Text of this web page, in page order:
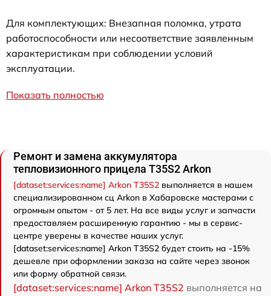
Для комплектующих: Внезапная поломка, утрата
работоспособности или несоответствие заявленным
характеристикам при соблюдении условий
эксплуатации.
Показать полностью
Ремонт и замена аккумулятора
тепловизионного прицела T35S2 Arkon
[dataset:services:name] Arkon T35S2 выполняется в нашем
специализированном сц Arkon в Хабаровске мастерами с
огромным опытом - от 5 лет. На все виды услуг и запчасти
предоставляем расширенную гарантию - мы в сервис-
центре уверены в качестве наших услуг.
[dataset:services:name] Arkon T35S2 будет стоить на -15%
дешевле при оформлении заказа на сайте через звонок
или форму обратной связи.
[dataset:services:name] Arkon T35S2 выполняется на